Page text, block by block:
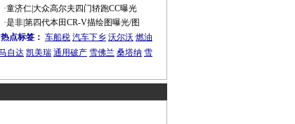
·童济仁|大众高尔夫四门轿跑CC曝光
·是非|第四代本田CR-V描绘图曝光/图
热点标签： 车船税 汽车下乡 沃尔沃 燃油
自达 凯美瑞 通用破产 雪佛兰 桑塔纳 雪